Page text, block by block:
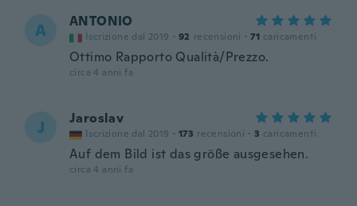
A ANTONIO
Iscrizione dal 2019 · 92 recensioni · 71 caricamenti
Ottimo Rapporto Qualità/Prezzo.
circa 4 anni fa
J Jaroslav
Iscrizione dal 2019 · 173 recensioni · 3 caricamenti
Auf dem Bild ist das größe ausgesehen.
circa 4 anni fa